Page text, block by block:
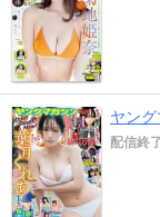
ヤン
配信終